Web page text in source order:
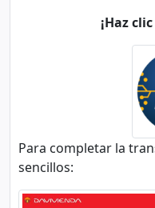
¡Haz
Para completar la
sencillos: